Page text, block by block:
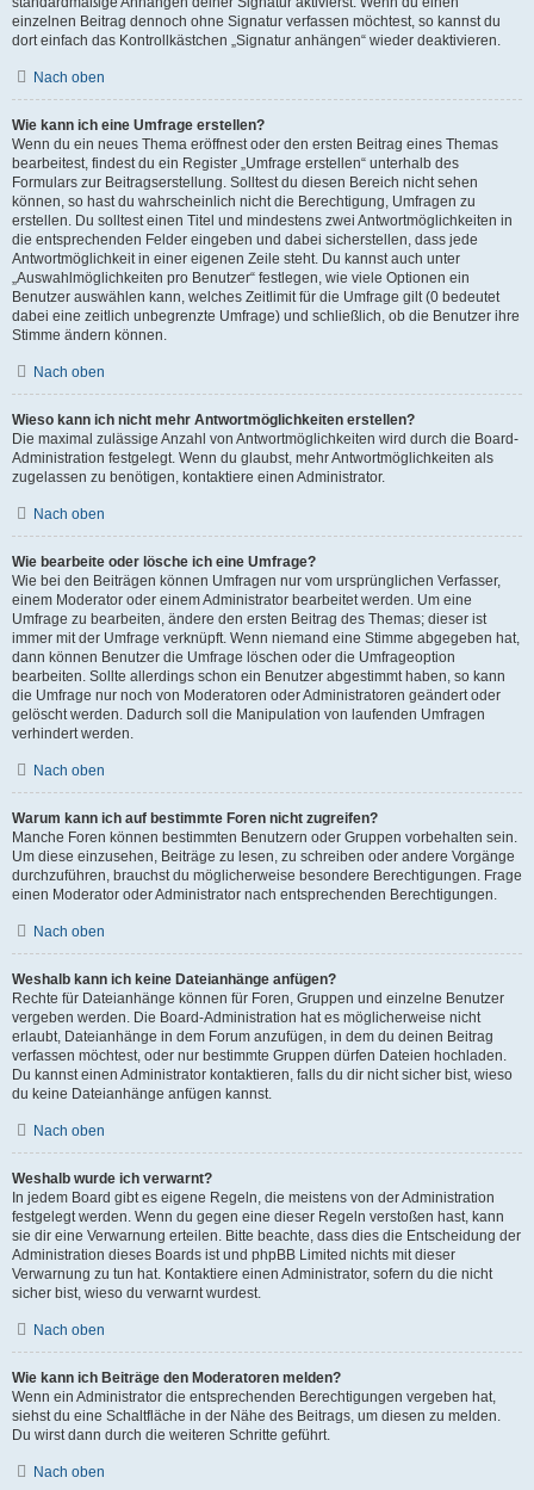
einzelnen Beitrag dennoch ohne Signatur verfassen möchtest, so kannst du
dort einfach das Kontrollkästchen „Signatur anhängen“ wieder deaktivieren.
Nach oben
Wie kann ich eine Umfrage erstellen?
Wenn du ein neues Thema eröffnest oder den ersten Beitrag eines Themas
bearbeitest, findest du ein Register „Umfrage erstellen“ unterhalb des
Formulars zur Beitragserstellung. Solltest du diesen Bereich nicht sehen
können, so hast du wahrscheinlich nicht die Berechtigung, Umfragen zu
erstellen. Du solltest einen Titel und mindestens zwei Antwortmöglichkeiten in
die entsprechenden Felder eingeben und dabei sicherstellen, dass jede
Antwortmöglichkeit in einer eigenen Zeile steht. Du kannst auch unter
„Auswahlmöglichkeiten pro Benutzer“ festlegen, wie viele Optionen ein
Benutzer auswählen kann, welches Zeitlimit für die Umfrage gilt (0 bedeutet
dabei eine zeitlich unbegrenzte Umfrage) und schließlich, ob die Benutzer ihre
Stimme ändern können.
Nach oben
Wieso kann ich nicht mehr Antwortmöglichkeiten erstellen?
Die maximal zulässige Anzahl von Antwortmöglichkeiten wird durch die Board-
Administration festgelegt. Wenn du glaubst, mehr Antwortmöglichkeiten als
zugelassen zu benötigen, kontaktiere einen Administrator.
Nach oben
Wie bearbeite oder lösche ich eine Umfrage?
Wie bei den Beiträgen können Umfragen nur vom ursprünglichen Verfasser,
einem Moderator oder einem Administrator bearbeitet werden. Um eine
Umfrage zu bearbeiten, ändere den ersten Beitrag des Themas; dieser ist
immer mit der Umfrage verknüpft. Wenn niemand eine Stimme abgegeben hat,
dann können Benutzer die Umfrage löschen oder die Umfrageoption
bearbeiten. Sollte allerdings schon ein Benutzer abgestimmt haben, so kann
die Umfrage nur noch von Moderatoren oder Administratoren geändert oder
gelöscht werden. Dadurch soll die Manipulation von laufenden Umfragen
verhindert werden.
Nach oben
Warum kann ich auf bestimmte Foren nicht zugreifen?
Manche Foren können bestimmten Benutzern oder Gruppen vorbehalten sein.
Um diese einzusehen, Beiträge zu lesen, zu schreiben oder andere Vorgänge
durchzuführen, brauchst du möglicherweise besondere Berechtigungen. Frage
einen Moderator oder Administrator nach entsprechenden Berechtigungen.
Nach oben
Weshalb kann ich keine Dateianhänge anfügen?
Rechte für Dateianhänge können für Foren, Gruppen und einzelne Benutzer
vergeben werden. Die Board-Administration hat es möglicherweise nicht
erlaubt, Dateianhänge in dem Forum anzufügen, in dem du deinen Beitrag
verfassen möchtest, oder nur bestimmte Gruppen dürfen Dateien hochladen.
Du kannst einen Administrator kontaktieren, falls du dir nicht sicher bist, wieso
du keine Dateianhänge anfügen kannst.
Nach oben
Weshalb wurde ich verwarnt?
In jedem Board gibt es eigene Regeln, die meistens von der Administration
festgelegt werden. Wenn du gegen eine dieser Regeln verstoßen hast, kann
sie dir eine Verwarnung erteilen. Bitte beachte, dass dies die Entscheidung der
Administration dieses Boards ist und phpBB Limited nichts mit dieser
Verwarnung zu tun hat. Kontaktiere einen Administrator, sofern du die nicht
sicher bist, wieso du verwarnt wurdest.
Nach oben
Wie kann ich Beiträge den Moderatoren melden?
Wenn ein Administrator die entsprechenden Berechtigungen vergeben hat,
siehst du eine Schaltfläche in der Nähe des Beitrags, um diesen zu melden.
Du wirst dann durch die weiteren Schritte geführt.
Nach oben